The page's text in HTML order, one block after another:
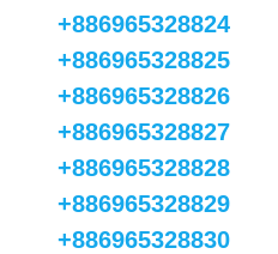
+886965328824
+886965328825
+886965328826
+886965328827
+886965328828
+886965328829
+886965328830